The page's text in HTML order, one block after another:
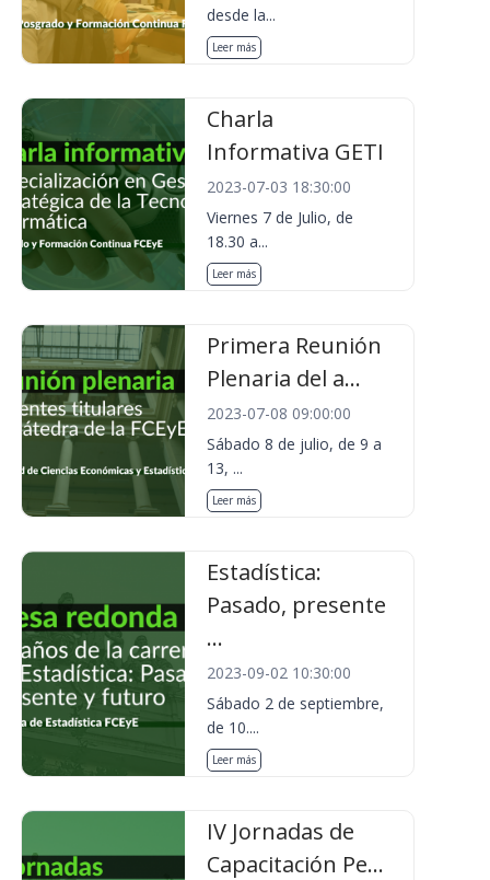
desde la...
Leer más
Charla
Informativa GETI
2023-07-03 18:30:00
Viernes 7 de Julio, de
18.30 a...
Leer más
Primera Reunión
Plenaria del a...
2023-07-08 09:00:00
Sábado 8 de julio, de 9 a
13, ...
Leer más
Estadística:
Pasado, presente
...
2023-09-02 10:30:00
Sábado 2 de septiembre,
de 10....
Leer más
IV Jornadas de
Capacitación Pe...